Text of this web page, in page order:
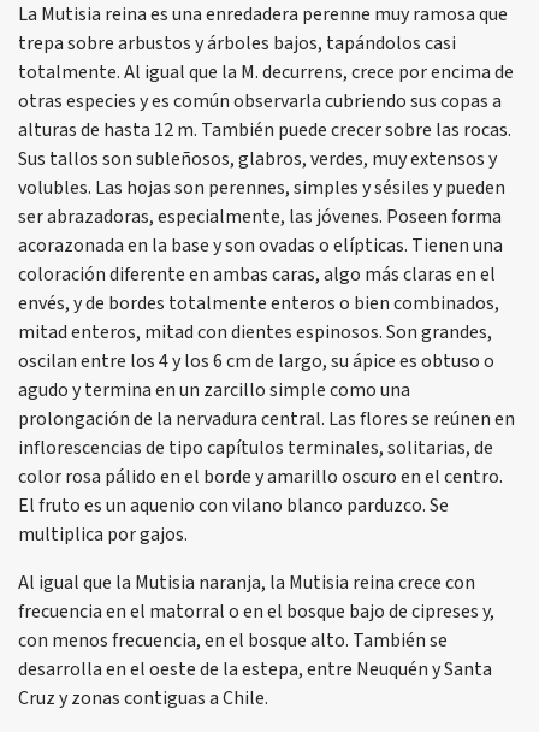
La Mutisia reina es una enredadera perenne muy ramosa que
trepa sobre arbustos y árboles bajos, tapándolos casi
totalmente. Al igual que la M. decurrens, crece por encima de
otras especies y es común observarla cubriendo sus copas a
alturas de hasta 12 m. También puede crecer sobre las rocas.
Sus tallos son subleñosos, glabros, verdes, muy extensos y
volubles. Las hojas son perennes, simples y sésiles y pueden
ser abrazadoras, especialmente, las jóvenes. Poseen forma
acorazonada en la base y son ovadas o elípticas. Tienen una
coloración diferente en ambas caras, algo más claras en el
envés, y de bordes totalmente enteros o bien combinados,
mitad enteros, mitad con dientes espinosos. Son grandes,
oscilan entre los 4 y los 6 cm de largo, su ápice es obtuso o
agudo y termina en un zarcillo simple como una
prolongación de la nervadura central. Las flores se reúnen en
inflorescencias de tipo capítulos terminales, solitarias, de
color rosa pálido en el borde y amarillo oscuro en el centro.
El fruto es un aquenio con vilano blanco parduzco. Se
multiplica por gajos.
Al igual que la Mutisia naranja, la Mutisia reina crece con
frecuencia en el matorral o en el bosque bajo de cipreses y,
con menos frecuencia, en el bosque alto. También se
desarrolla en el oeste de la estepa, entre Neuquén y Santa
Cruz y zonas contiguas a Chile.